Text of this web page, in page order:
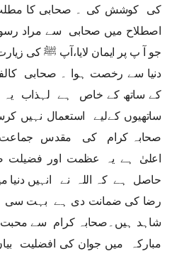
کی کوشش کی ۔ صحابی کا
اصطلاح میں صحابی سے مراد
جو آ پ پر ایمان لایا،آپ ﷺ کی
دنیا سے رخصت ہوا ۔ صحابی
کے ساتھ کے خاص ہے لہذاب یہ
ساتھیوں کےلیے استعمال نہیں
صحابہ کرام کی مقدس جماعت
اعلیٰ ہے یہ عظمت اور
حاصل ہے کہ اللہ نے انہیں دنیا
رضا کی ضمانت دی ہے بہت سی
شاہد ہیں۔صحابہ کرام سے
مبارکہ میں جوان کی افضلیت